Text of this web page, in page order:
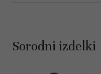
Sorodni izdelki